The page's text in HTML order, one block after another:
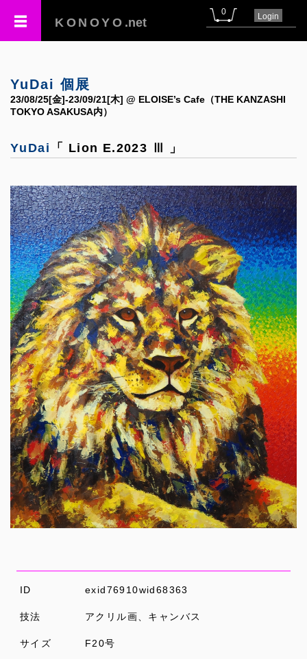
KONOYO .net
0 Login
YuDai 個展
23/08/25[金]-23/09/21[木] @ ELOISE’s Cafe（THE KANZASHI
TOKYO ASAKUSA内）
YuDai 「 Lion E.2023 Ⅲ 」
ID exid76910wid68363
技法 アクリル画、キャンバス
サイズ F20号